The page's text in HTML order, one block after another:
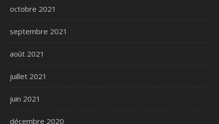
octobre 2021
septembre 2021
août 2021
juillet 2021
juin 2021
décembre 2020